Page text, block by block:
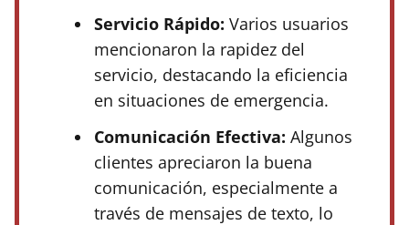
Servicio Rápido: Varios usuarios
mencionaron la rapidez del
servicio, destacando la eficiencia
en situaciones de emergencia.
Comunicación Efectiva: Algunos
clientes apreciaron la buena
comunicación, especialmente a
través de mensajes de texto, lo